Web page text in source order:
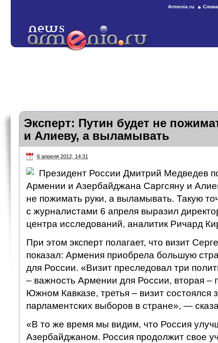
Armenia.ru
Эксперт: Путин будет не
и Алиеву, а выламывать
6 апреля 2012, 14:31
Президент России Дмитрий Медведев
Армении и Азербайджана Саргсяну и
не пожимать руки, а выламывать. Такую
с журналистами 6 апреля выразил
центра исследований, аналитик Ричард
При этом эксперт полагает, что визит
показал: Армения приобрела большую
для России. «Визит преследовал три
– важность Армении для России, вторая –
Южном Кавказе, третья – визит состоялся
парламентских выборов в стране», —
«В то же время мы видим, что Россия
Азербайджаном. Россия продолжит свое